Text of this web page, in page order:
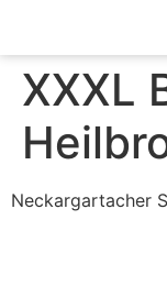
XXXL
Neckargartacher